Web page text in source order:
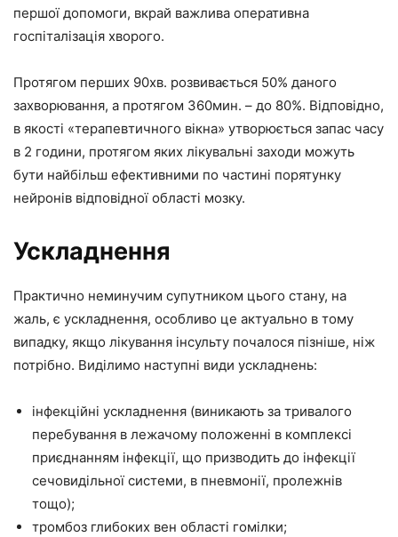
першої допомоги, вкрай важлива оперативна
госпіталізація хворого.
Протягом перших 90хв. розвивається 50% даного
захворювання, а протягом 360мин. – до 80%. Відповідно,
в якості «терапевтичного вікна» утворюється запас часу
в 2 години, протягом яких лікувальні заходи можуть
бути найбільш ефективними по частині порятунку
нейронів відповідної області мозку.
Ускладнення
Практично неминучим супутником цього стану, на
жаль, є ускладнення, особливо це актуально в тому
випадку, якщо лікування інсульту почалося пізніше, ніж
потрібно. Виділимо наступні види ускладнень:
інфекційні ускладнення (виникають за тривалого
перебування в лежачому положенні в комплексі
приєднанням інфекції, що призводить до інфекції
сечовидільної системи, в пневмонії, пролежнів
тощо);
тромбоз глибоких вен області гомілки;